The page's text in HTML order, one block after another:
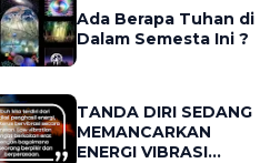
Ada Berapa Tuhan di
Dalam Semesta Ini ?
TANDA DIRI SEDANG
MEMANCARKAN
ENERGI VIBRASI